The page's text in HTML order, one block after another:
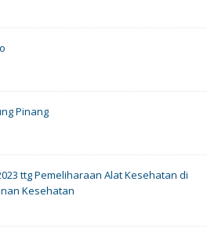
Pinang
ttg Pemeliharaan Alat Kesehatan di
Kesehatan